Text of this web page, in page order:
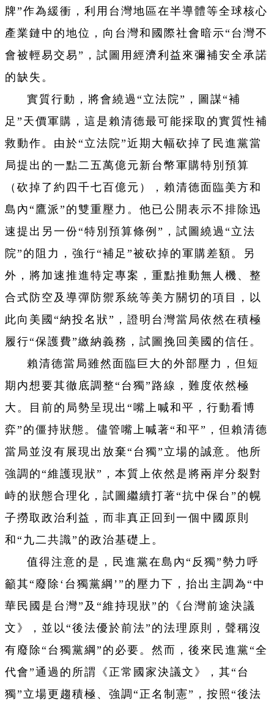
牌”作為緩衝，利用台灣地區在半導體等全球核心
產業鏈中的地位，向台灣和國際社會暗示“台灣不
會被輕易交易”，試圖用經濟利益來彌補安全承諾
的缺失。
實質行動，將會繞過“立法院”，圖謀“補
足”天價軍購，這是賴清德最可能採取的實質性補
救動作。由於“立法院”近期大幅砍掉了民進黨當
局提出的一點二五萬億元新台幣軍購特別預算
（砍掉了約四千七百億元），賴清德面臨美方和
島內“鷹派”的雙重壓力。他已公開表示不排除迅
速提出另一份“特別預算條例”，試圖繞過“立法
院”的阻力，強行“補足”被砍掉的軍購差額。另
外，將加速推進特定專案，重點推動無人機、整
合式防空及導彈防禦系統等美方關切的項目，以
此向美國“納投名狀”，證明台灣當局依然在積極
履行“保護費”繳納義務，試圖挽回美國的信任。
賴清德當局雖然面臨巨大的外部壓力，但短
期内想要其徹底調整“台獨”路線，難度依然極
大。目前的局勢呈現出“嘴上喊和平，行動看博
弈”的僵持狀態。儘管嘴上喊著“和平”，但賴清德
當局並沒有展現出放棄“台獨”立場的誠意。他所
強調的“維護現狀”，本質上依然是將兩岸分裂對
峙的狀態合理化，試圖繼續打著“抗中保台”的幌
子撈取政治利益，而非真正回到一個中國原則
和“九二共識”的政治基礎上。
值得注意的是，民進黨在島內“反獨”勢力呼
籲其“廢除‘台獨黨綱’”的壓力下，抬出主調為“中
華民國是台灣”及“維持現狀”的《台灣前途決議
文》，並以“後法優於前法”的法理原則，聲稱沒
有廢除“台獨黨綱”的必要。然而，後來民進黨“全
代會”通過的所謂《正常國家決議文》，其“台
獨”立場更趨積極、強調“正名制憲”，按照“後法